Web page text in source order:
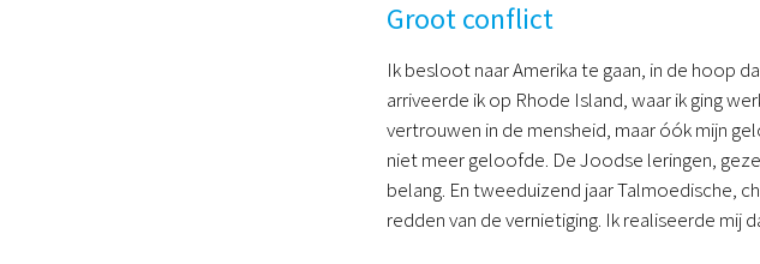
Groot conflict
Ik besloot naar Amerika te gaan, in de hoop
arriveerde ik op Rhode Island, waar ik ging
vertrouwen in de mensheid, maar óók mijn
niet meer geloofde. De Joodse leringen,
belang. En tweeduizend jaar Talmoedische,
redden van de vernietiging. Ik realiseerde mij